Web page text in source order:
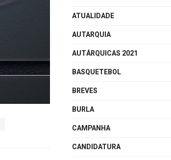
ATUALIDADE
AUTARQUIA
AUTÁRQUICAS 2021
BASQUETEBOL
BREVES
BURLA
CAMPANHA
CANDIDATURA